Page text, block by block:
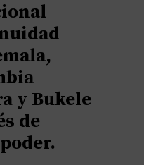
y Bukele
de